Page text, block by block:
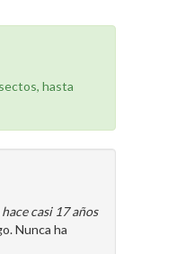
hasta
hace casi 17 años
Nunca ha